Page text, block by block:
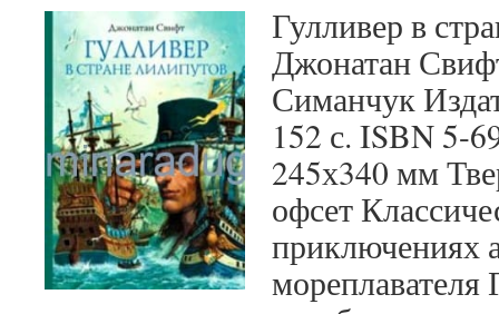
Гулливер в
Джонатан
Симанчук
152 с. ISBN 5-
245х340 мм
офсет
приключениях
мореплавателя